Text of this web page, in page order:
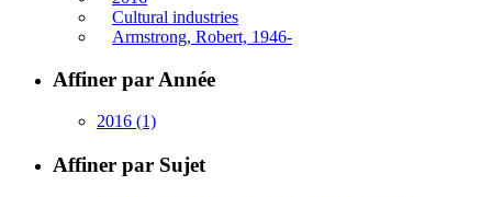
Cultural industries
Armstrong, Robert, 1946-
Affiner par Année
2016 (1)
Affiner par Sujet